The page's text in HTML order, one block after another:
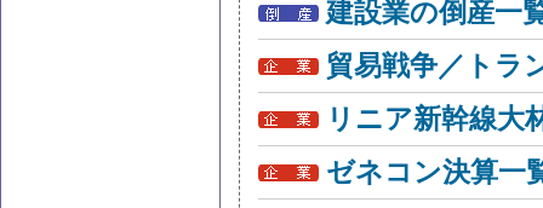
建設業の倒産一
貿易戦争／トラ
リニア新幹線大
ゼネコン決算一